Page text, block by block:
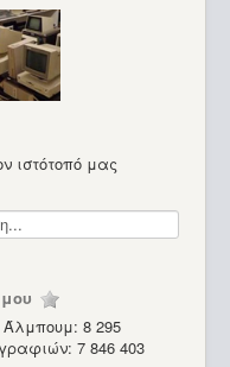
ιστότοπό μας
8 295
7 846 403